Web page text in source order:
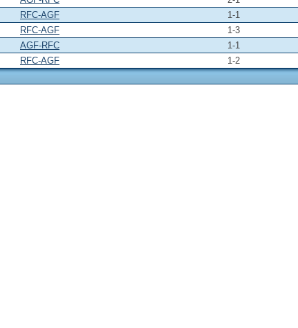
RFC-AGF
1-1
RFC-AGF
1-3
AGF-RFC
1-1
RFC-AGF 1-2